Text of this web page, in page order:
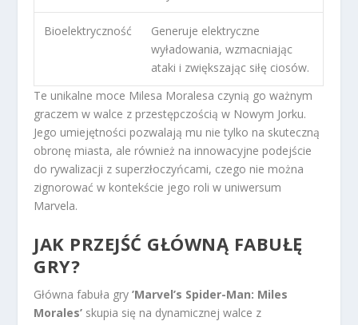
Bioelektryczność
Generuje elektryczne
wyładowania, wzmacniając
ataki i zwiększając siłę ciosów.
Te unikalne moce Milesa Moralesa czynią go ważnym
graczem w walce z przestępczością w Nowym Jorku.
Jego umiejętności pozwalają mu nie tylko na skuteczną
obronę miasta, ale również na innowacyjne podejście
do rywalizacji z superzłoczyńcami, czego nie można
zignorować w kontekście jego roli w uniwersum
Marvela.
JAK PRZEJŚĆ GŁÓWNĄ FABUŁĘ
GRY?
Główna fabuła gry’Marvel’s Spider-Man: Miles
Morales’ skupia się na dynamicznej walce z